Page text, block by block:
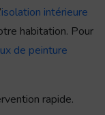
isolation intérieure
habitation. Pour
de peinture
rapide.